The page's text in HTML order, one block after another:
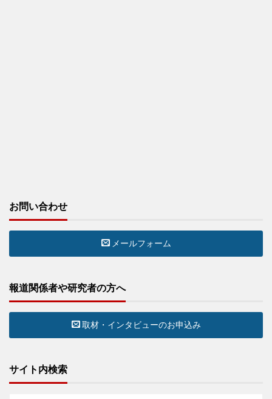
お問い合わせ
メールフォーム
報道関係者や研究者の方へ
取材・インタビューのお申込み
サイト内検索